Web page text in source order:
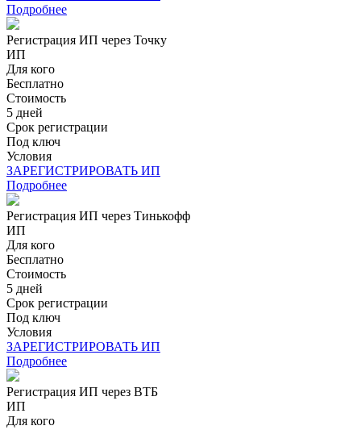
Подробнее
Регистрация ИП через Точку
ИП
Для кого
Бесплатно
Стоимость
5 дней
Срок регистрации
Под ключ
Условия
ЗАРЕГИСТРИРОВАТЬ ИП
Подробнее
Регистрация ИП через Тинькофф
ИП
Для кого
Бесплатно
Стоимость
5 дней
Срок регистрации
Под ключ
Условия
ЗАРЕГИСТРИРОВАТЬ ИП
Подробнее
Регистрация ИП через ВТБ
ИП
Для кого